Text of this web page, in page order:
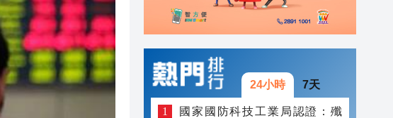
21:04
20:55
20:42
24小時 7天
國家國防科技工業局認證：殲